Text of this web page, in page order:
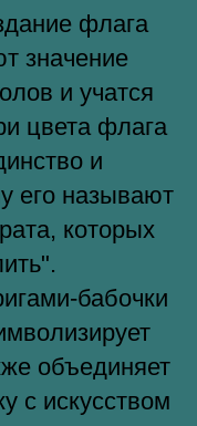
флага
значение
и учатся
цвета флага
и
его называют
которых
бабочки
объединяет
с искусством